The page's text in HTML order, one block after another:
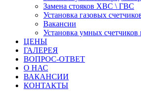
Замена стояков ХВС \ ГВС
Установка газовых
Вакансии
Установка умных счетчиков
ЦЕНЫ
ГАЛЕРЕЯ
ВОПРОС-ОТВЕТ
О НАС
ВАКАНСИИ
КОНТАКТЫ